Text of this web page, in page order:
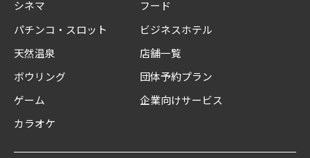
シネマ
パチンコ・スロット
天然温泉
ボウリング
ゲーム
カラオケ
フード
ビジネスホテル
店舗一覧
団体予約プラン
企業向けサービス